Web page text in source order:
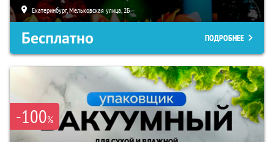
Екатеринбург, Мельковская улица, 2Б
Бесплатно ПОДРОБНЕЕ
-100%